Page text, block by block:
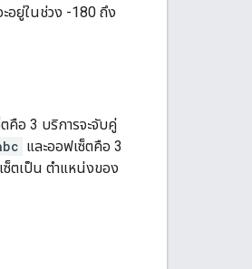
อยู่ในช่วง -180 ถึง
คือ 3 บริการจะจับคู่
และออฟเซ็ตคือ 3
ซ็ตเป็น ตำแหน่งของ